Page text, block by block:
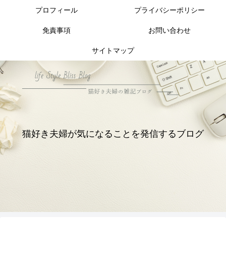
猫好き夫婦が気になることを発信するブログ
プロフィール プライバシーポリシー
免責事項 お問い合わせ
サイトマップ